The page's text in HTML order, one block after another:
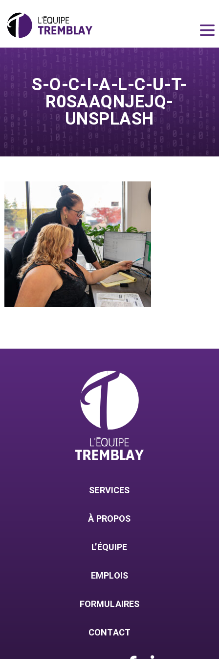
S-O-C-I-A-L-C-U-T-
R0SAAQNJEJQ-
UNSPLASH
SERVICES
À PROPOS
L’ÉQUIPE
EMPLOIS
FORMULAIRES
CONTACT